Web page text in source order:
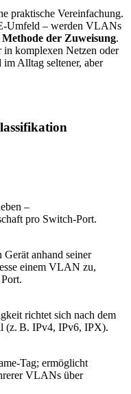
praktische Vereinfachung.
– werden VLANs
Methode der Zuweisung.
in komplexen Netzen oder
Alltag seltener, aber
–
pro Switch‑Port.
anhand seiner
einem VLAN zu,
richtet sich nach dem
(z. B. IPv4, IPv6, IPX).
ermöglicht
VLANs über